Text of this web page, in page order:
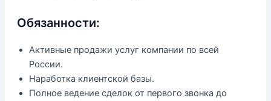
Обязанности:
Активные продажи услуг компании по всей
России.
Наработка клиентской базы.
Полное ведение сделок от первого звонка до